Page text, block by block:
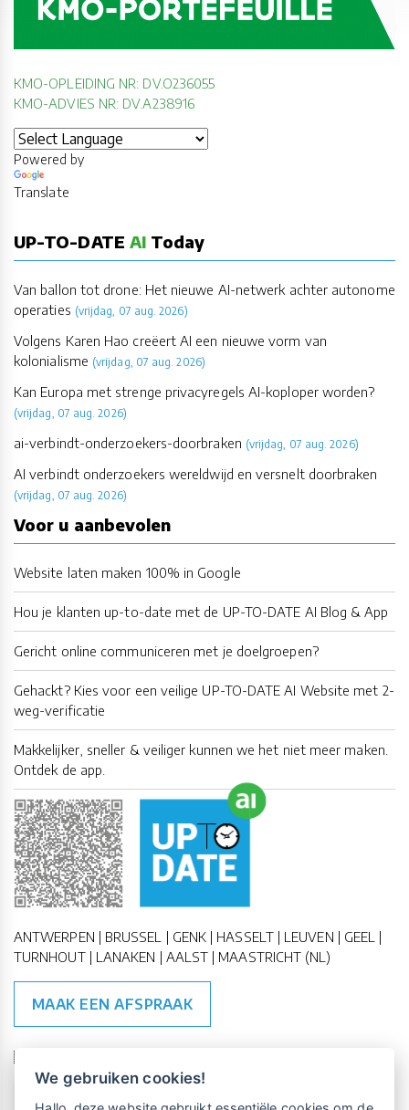
KMO-OPLEIDING NR: DV.O236055
KMO-ADVIES NR: DV.A238916
Powered by
Translate
UP-TO-DATE AI Today
Van ballon tot drone: Het nieuwe AI-netwerk achter autonome
operaties (vrijdag, 07 aug. 2026)
Volgens Karen Hao creëert AI een nieuwe vorm van
kolonialisme (vrijdag, 07 aug. 2026)
Kan Europa met strenge privacyregels AI-koploper worden?
(vrijdag, 07 aug. 2026)
ai-verbindt-onderzoekers-doorbraken (vrijdag, 07 aug. 2026)
AI verbindt onderzoekers wereldwijd en versnelt doorbraken
(vrijdag, 07 aug. 2026)
Voor u aanbevolen
Website laten maken 100% in Google
Hou je klanten up-to-date met de UP-TO-DATE AI Blog & App
Gericht online communiceren met je doelgroepen?
Gehackt? Kies voor een veilige UP-TO-DATE AI Website met 2-
weg-verificatie
Makkelijker, sneller & veiliger kunnen we het niet meer maken.
Ontdek de app.
ANTWERPEN | BRUSSEL | GENK | HASSELT | LEUVEN | GEEL |
TURNHOUT | LANAKEN | AALST | MAASTRICHT (NL)
MAAK EEN AFSPRAAK
🇪🇺 🇧🇪
We gebruiken cookies!
Vrijblijvende kennismaking?Boek